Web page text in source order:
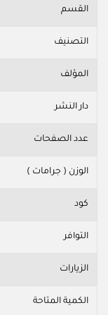
القسم
التصنيف
المؤلف
دار النشر
عدد الصفحات
الوزن ( جرامات )
كود
التوافر
الزيارات
الكمية المتاحة